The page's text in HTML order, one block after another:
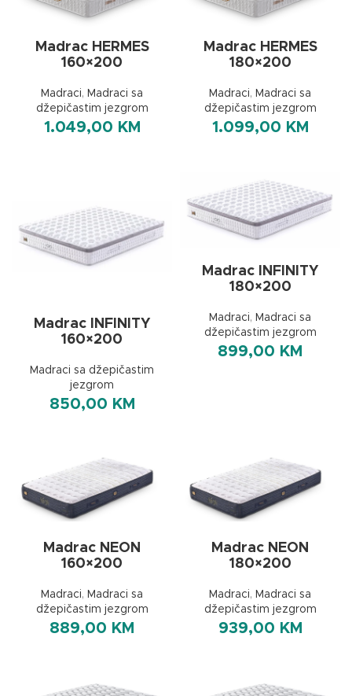
Madrac HERMES
160×200
Madraci, Madraci sa
džepičastim jezgrom
1.049,00 KM
Madrac HERMES
180×200
Madraci, Madraci sa
džepičastim jezgrom
1.099,00 KM
Madrac INFINITY
160×200
Madraci sa džepičastim
jezgrom
850,00 KM
Madrac INFINITY
180×200
Madraci, Madraci sa
džepičastim jezgrom
899,00 KM
Madrac NEON
160×200
Madraci, Madraci sa
džepičastim jezgrom
889,00 KM
Madrac NEON
180×200
Madraci, Madraci sa
džepičastim jezgrom
939,00 KM